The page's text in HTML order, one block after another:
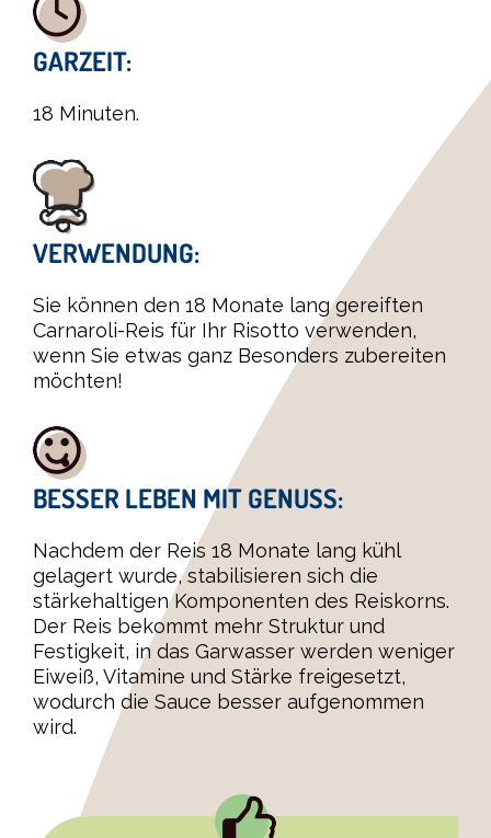
GARZEIT:
18 Minuten.
VERWENDUNG:
Sie können den 18 Monate lang gereiften
Carnaroli-Reis für Ihr Risotto verwenden,
wenn Sie etwas ganz Besonders zubereiten
möchten!
BESSER LEBEN MIT GENUSS:
Nachdem der Reis 18 Monate lang kühl
gelagert wurde, stabilisieren sich die
stärkehaltigen Komponenten des Reiskorns.
Der Reis bekommt mehr Struktur und
Festigkeit, in das Garwasser werden weniger
Eiweiß, Vitamine und Stärke freigesetzt,
wodurch die Sauce besser aufgenommen
wird.